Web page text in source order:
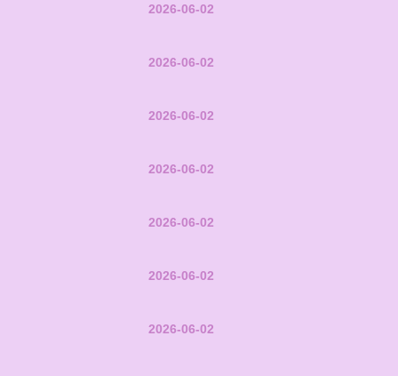
2026-06-02
2026-06-02
2026-06-02
2026-06-02
2026-06-02
2026-06-02
2026-06-02